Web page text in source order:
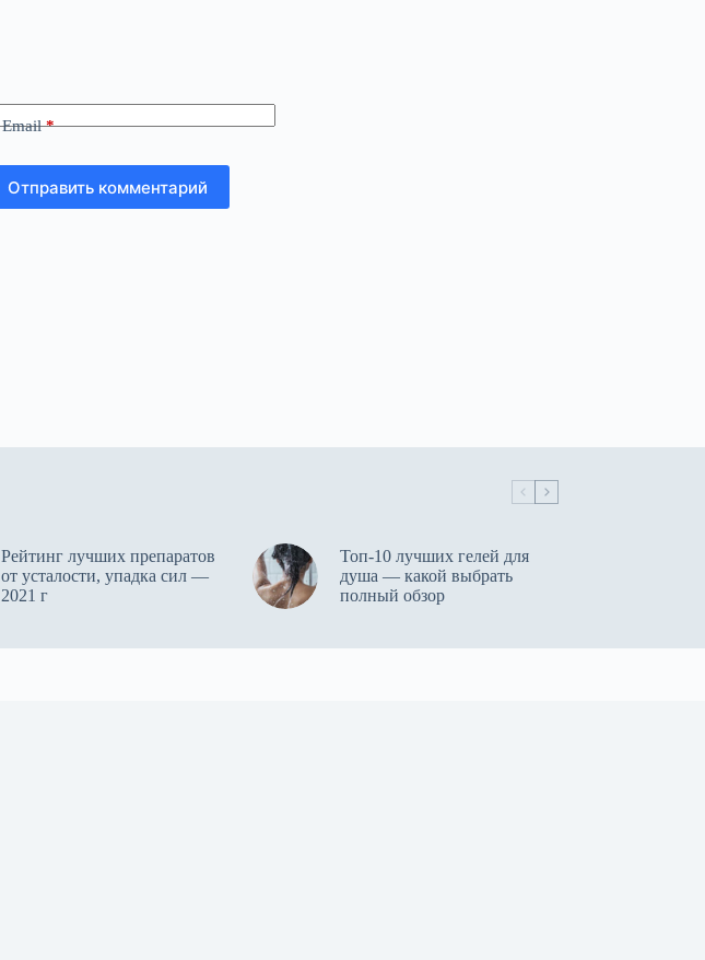
Email*
Отправить комментарий
Рейтинг лучших препаратов
от усталости, упадка сил —
2021 г
Топ-10 лучших гелей для
душа — какой выбрать
полный обзор